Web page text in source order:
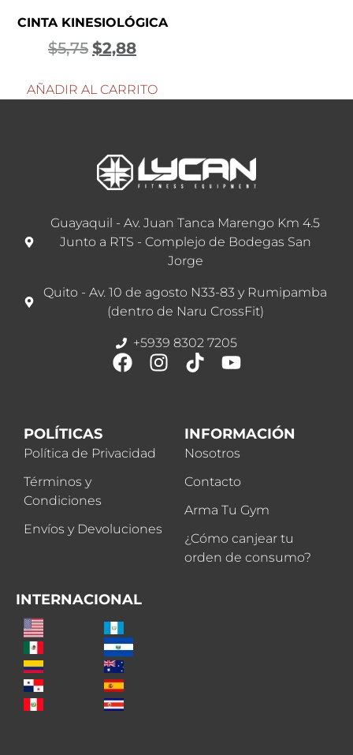
CINTA KINESIOLÓGICA
$5,75 $2,88
AÑADIR AL CARRITO
Guayaquil - Av. Juan Tanca Marengo Km 4.5
Junto a RTS - Complejo de Bodegas San
Jorge
Quito - Av. 10 de agosto N33-83 y Rumipamba
(dentro de Naru CrossFit)
+5939 8302 7205
POLÍTICAS
Política de Privacidad
Términos y
Condiciones
Envíos y Devoluciones
INFORMACIÓN
Nosotros
Contacto
Arma Tu Gym
¿Cómo canjear tu
orden de consumo?
INTERNACIONAL